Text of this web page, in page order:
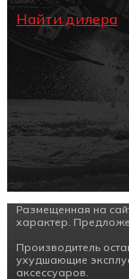
Найти дилера
Размещенная на
характер.
Производитель
ухудшающие
аксессуаров.